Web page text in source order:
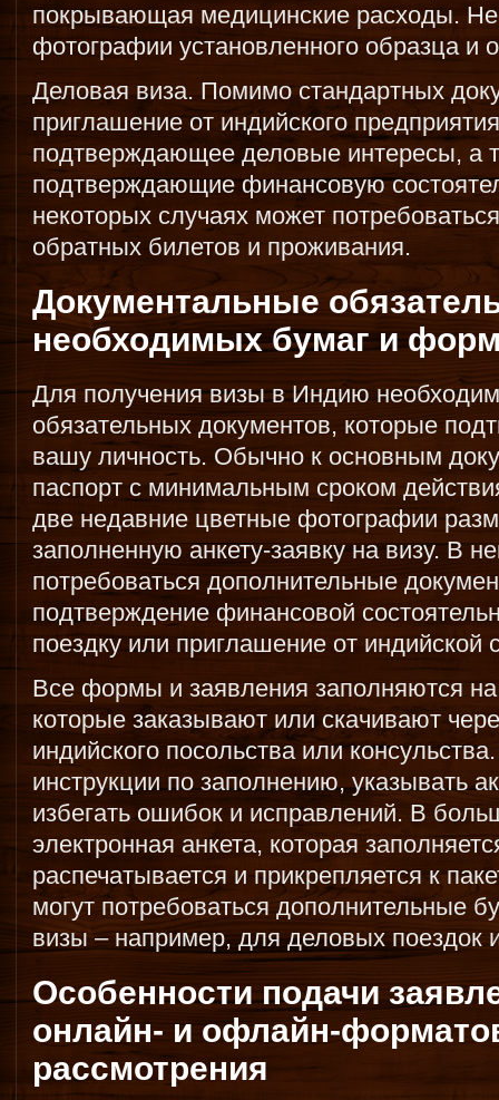
покрывающая медицинские расходы.
фотографии установленного образца и
Деловая виза. Помимо стандартных
приглашение от индийского
подтверждающее деловые интересы, а
подтверждающие финансовую
некоторых случаях может
обратных билетов и проживания.
Документальные
необходимых бумаг и
Для получения визы в Индию
обязательных документов, которые
вашу личность. Обычно к основным
паспорт с минимальным сроком
две недавние цветные фотографии
заполненную анкету-заявку на визу. В
потребоваться дополнительные
подтверждение финансовой
поездку или приглашение от индийской
Все формы и заявления заполняются
которые заказывают или скачивают
индийского посольства или
инструкции по заполнению, указывать
избегать ошибок и исправлений. В
электронная анкета, которая
распечатывается и прикрепляется к
могут потребоваться дополнительные
визы – например, для деловых поездок
Особенности подачи
онлайн- и офлайн-
рассмотрения